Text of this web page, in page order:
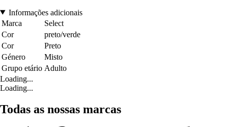
Informações adicionais
Marca
Select
Cor
preto/verde
Cor
Preto
Género
Misto
Grupo etário Adulto
Loading...
Loading...
Todas as nossas marcas